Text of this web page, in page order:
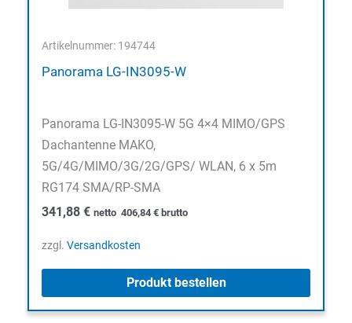
Artikelnummer: 194744
Panorama LG-IN3095-W
Panorama LG-IN3095-W 5G 4×4 MIMO/GPS
Dachantenne MAKO,
5G/4G/MIMO/3G/2G/GPS/ WLAN, 6 x 5m
RG174 SMA/RP-SMA
341,88 € netto 406,84 € brutto
zzgl. Versandkosten
Produkt bestellen